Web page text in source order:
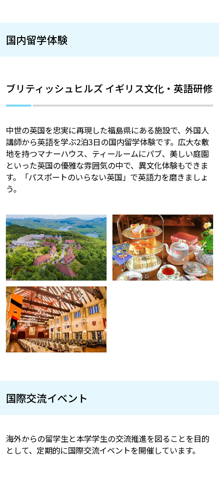
国内留学体験
ブリティッシュヒルズ イギリス文化・英語研修
中世の英国を忠実に再現した福島県にある施設で、外国人
講師から英語を学ぶ2泊3日の国内留学体験です。広大な敷
地を持つマナーハウス、ティールームにパブ、美しい庭園
といった英国の優雅な雰囲気の中で、異文化体験もできま
す。「パスポートのいらない英国」で英語力を磨きましょ
う。
国際交流イベント
海外からの留学生と本学学生の交流推進を図ることを目的
として、定期的に国際交流イベントを開催しています。